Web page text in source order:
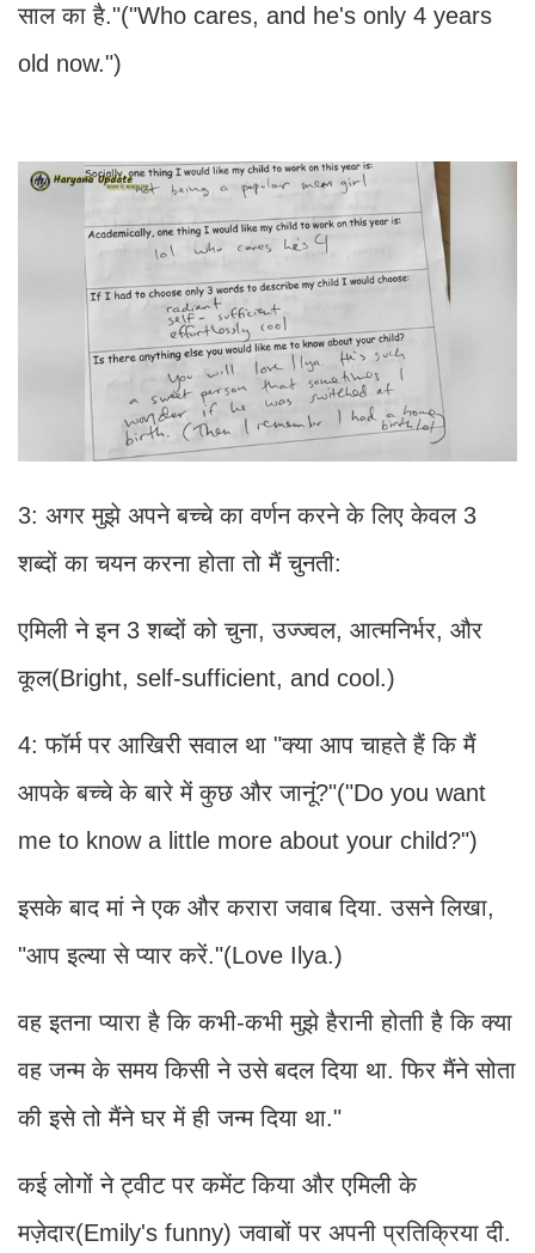
साल का है."("Who cares, and he's only 4 years
old now.")
3: अगर मुझे अपने बच्चे का वर्णन करने के लिए केवल 3
शब्दों का चयन करना होता तो मैं चुनती:
एमिली ने इन 3 शब्दों को चुना, उज्ज्वल, आत्मनिर्भर, और
कूल(Bright, self-sufficient, and cool.)
4: फॉर्म पर आखिरी सवाल था "क्या आप चाहते हैं कि मैं
आपके बच्चे के बारे में कुछ और जानूं?"("Do you want
me to know a little more about your child?")
इसके बाद मां ने एक और करारा जवाब दिया. उसने लिखा,
"आप इल्या से प्यार करें."(Love Ilya.)
वह इतना प्यारा है कि कभी-कभी मुझे हैरानी होताी है कि क्या
वह जन्म के समय किसी ने उसे बदल दिया था. फिर मैंने सोता
की इसे तो मैंने घर में ही जन्म दिया था."
कई लोगों ने ट्वीट पर कमेंट किया और एमिली के
मज़ेदार(Emily's funny) जवाबों पर अपनी प्रतिक्रिया दी.